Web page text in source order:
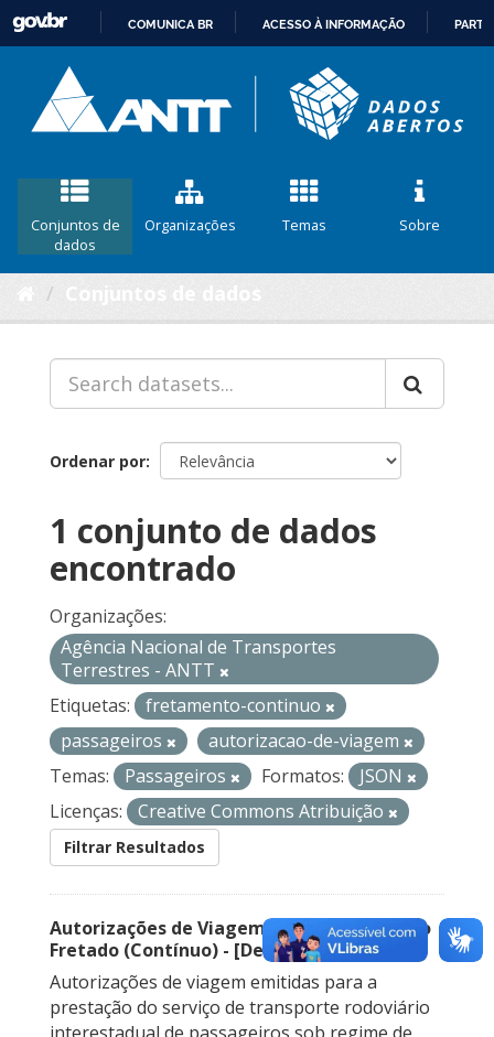
CONTEÚDO
COMUNICA BR ACESSO À INFORMAÇÃO
Conjuntos de
dados
Organizações Temas Sobre
Ordenar por
1 conjunto de dados
encontrado
Organizações:
Agência Nacional de Transportes
Terrestres - ANTT
Etiquetas:
fretamento-continuo
passageiros
autorizacao-de-viagem
Temas:
Passageiros Formatos:
JSON
Licenças:
Creative Commons Atribuição
Filtrar Resultados
Autorizações de Viagem Nacional – Serviço
Fretado (Contínuo) - [Descontinuado]
Autorizações de viagem emitidas para a
prestação do serviço de transporte rodoviário